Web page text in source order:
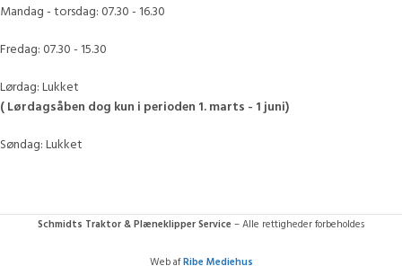
Mandag - torsdag: 07.30 - 16.30
Fredag: 07.30 - 15.30
Lørdag: Lukket
( Lørdagsåben dog kun i perioden 1. marts - 1 juni)
Søndag: Lukket
Schmidts Traktor & Plæneklipper Service – Alle rettigheder forbeholdes
Web afRibe Mediehus